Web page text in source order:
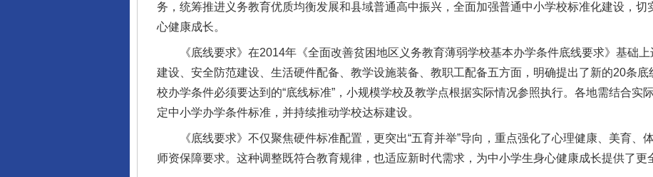
务，统筹推进义务教育优质均衡发展和县域普通高中振兴，全面加强普通中小学校标准化建设，切
心健康成长。
《底线要求》在2014年《全面改善贫困地区义务教育薄弱学校基本办学条件底线要求》基础上
建设、安全防范建设、生活硬件配备、教学设施装备、教职工配备五方面，明确提出了新的20条
校办学条件必须要达到的“底线标准”，小规模学校及教学点根据实际情况参照执行。各地需结合实
定中小学办学条件标准，并持续推动学校达标建设。
《底线要求》不仅聚焦硬件标准配置，更突出“五育并举”导向，重点强化了心理健康、美育、
师资保障要求。这种调整既符合教育规律，也适应新时代需求，为中小学生身心健康成长提供了更